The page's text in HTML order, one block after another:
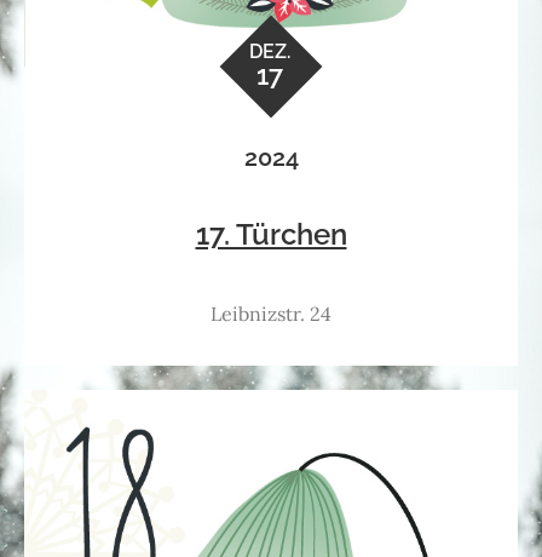
DEZ.
17
2024
17. Türchen
Leibnizstr. 24